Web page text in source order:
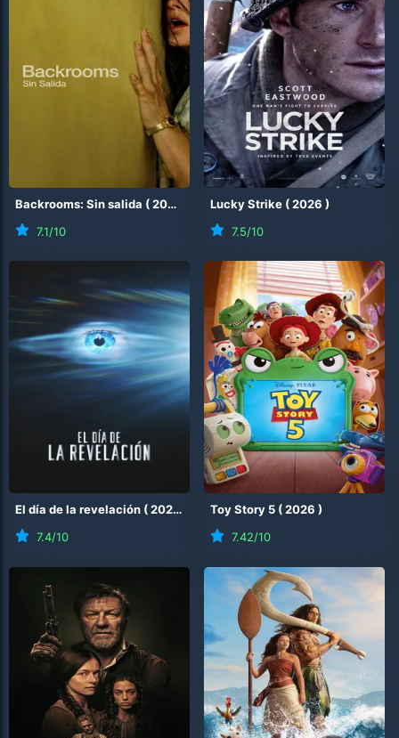
Backrooms: Sin salida (2026
7.1/10
Lucky Strike (2026 )
7.5/10
El día de la revelación (2026 )
7.4/10
Toy Story 5 (2026 )
7.42/10